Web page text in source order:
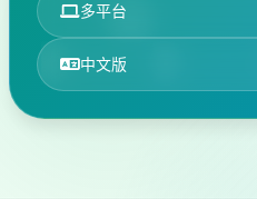
多平台
中文版